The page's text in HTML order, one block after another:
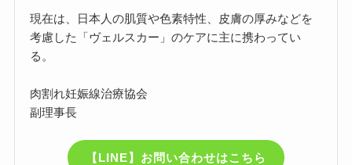
現在は、日本人の肌質や色素特性、皮膚の厚みなどを
考慮した「ヴェルスカー」のケアに主に携わってい
る。
肉割れ妊娠線治療協会
副理事長
【LINE】お問い合わせはこちら